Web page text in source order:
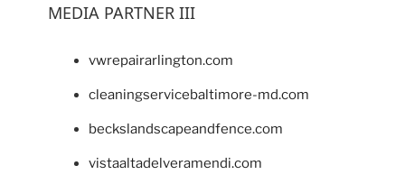
MEDIA PARTNER III
vwrepairarlington.com
cleaningservicebaltimore-md.com
beckslandscapeandfence.com
vistaaltadelveramendi.com